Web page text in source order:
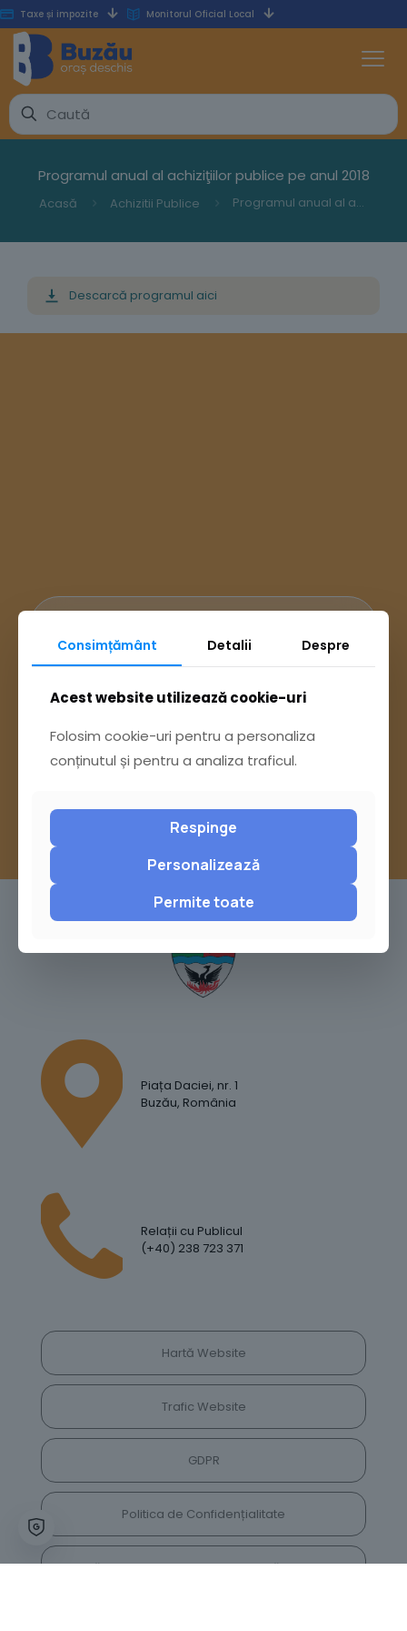
Taxe și impozite Monitorul Oficial Local
Programul anual al achiziţiilor publice pe anul 2018
Acasă Achizitii Publice Programul anual al achiziţiilor publice pe anul 2018
Descarcă programul aici
Ai întrebări? Accesează
Pagina Contact
sau trimite o sesizare pe Buzău City
Report
Piața Daciei, nr. 1
Buzău, România
Relații cu Publicul
(+40) 238 723 371
Hartă Website
Trafic Website
GDPR
Politica de Confidențialitate
Vrei să lași feedback despre site? Părerea ta ne
Consimțământ Detalii Despre
Acest website utilizează cookie-uri
Folosim cookie-uri pentru a personaliza
conținutul și pentru a analiza traficul.
Respinge
Personalizează
Permite toate